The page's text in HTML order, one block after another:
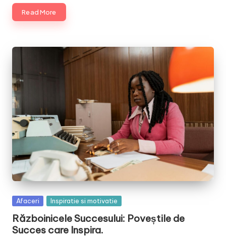
Read More
Posted
Afaceri Inspiratie si motivatie
Războinicele Succesului: Poveștile de
Succes care Inspira.